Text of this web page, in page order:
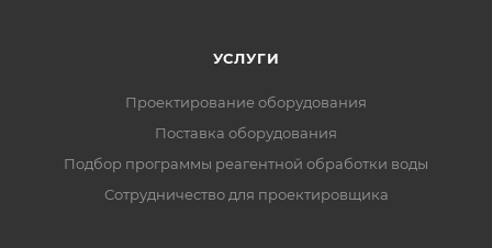
УСЛУГИ
Проектирование оборудования
Поставка оборудования
Подбор программы реагентной обработки воды
Сотрудничество для проектировщика